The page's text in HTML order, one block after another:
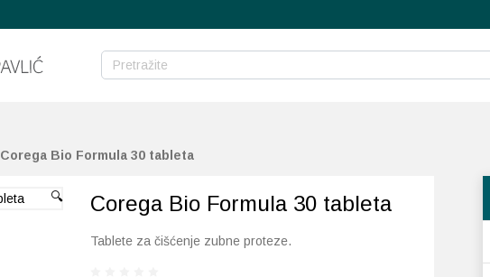
Corega Bio Formula 30 tableta
🔍 Corega Bio Formula 30 tableta
Tablete za čišćenje zubne proteze.